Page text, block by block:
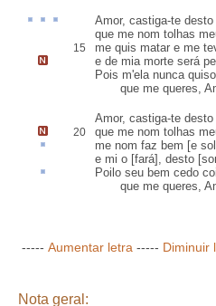
Amor, castiga-te desto
que me nom tolhas
15
me quis matar e me
e de mia morte será
Pois m'ela nunca
que me queres,
Amor, castiga-te
20
que me nom tolhas
me nom faz bem [e sol
e mi o [fará], desto
Poilo seu bem cedo
que me queres,
----- Aumentar letra ----- Diminuir
Nota geral: